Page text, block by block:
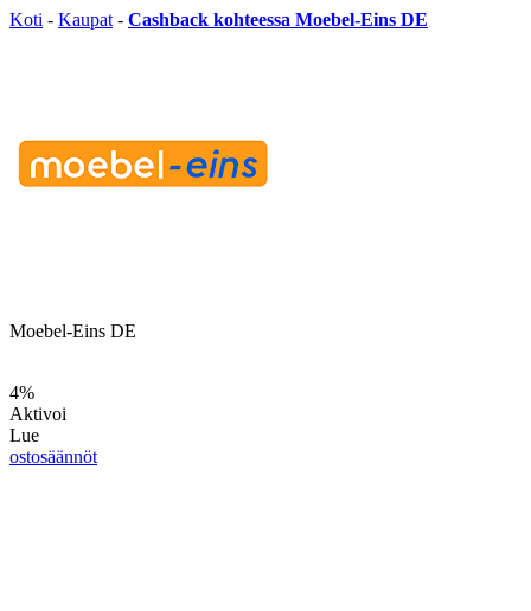
Koti - Kaupat - Cashback kohteessa Moebel-Eins DE
Moebel-Eins DE
4%
Aktivoi
Lue
ostosäännöt